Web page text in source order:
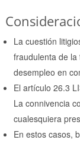
La cuestión
fraudulenta de
desempleo en
El artículo 26.3
La connivencia
cualesquiera
En estos casos,